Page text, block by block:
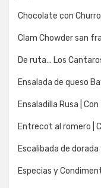
Chocolate con
Clam Chowder san
De ruta… Los
Ensalada de queso
Ensaladilla Rusa |
Entrecot al romero |
Escalibada de
Especias y